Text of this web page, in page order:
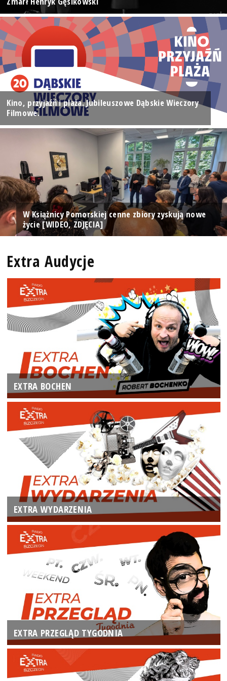
Kino, przyjaźń i plaża. Jubileuszowe Dąbskie Wieczory
Filmowe.
W Książnicy Pomorskiej cenne zbiory zyskują nowe
życie [WIDEO, ZDJĘCIA]
Extra Audycje
EXTRA BOCHEN
EXTRA WYDARZENIA
EXTRA PRZEGLĄD TYGODNIA